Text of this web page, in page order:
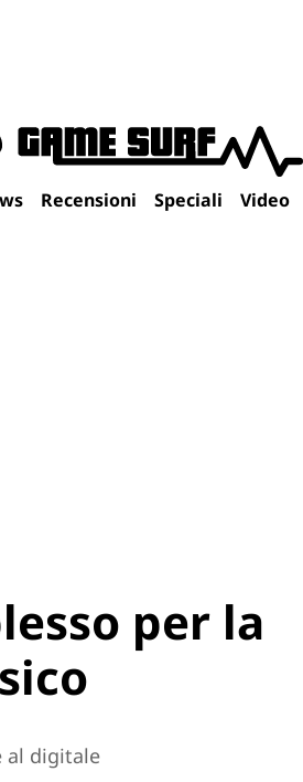
Recensioni Speciali Video
per la
al digitale